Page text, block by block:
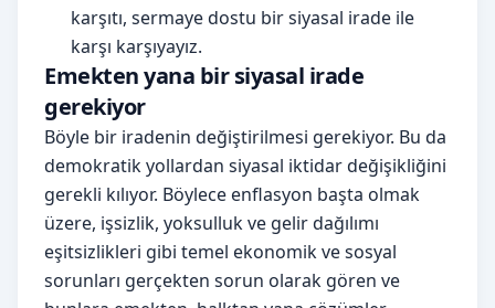
karşıtı, sermaye dostu bir siyasal irade ile
karşı karşıyayız.
Emekten yana bir siyasal irade
gerekiyor
Böyle bir iradenin değiştirilmesi gerekiyor. Bu da
demokratik yollardan siyasal iktidar değişikliğini
gerekli kılıyor. Böylece enflasyon başta olmak
üzere, işsizlik, yoksulluk ve gelir dağılımı
eşitsizlikleri gibi temel ekonomik ve sosyal
sorunları gerçekten sorun olarak gören ve